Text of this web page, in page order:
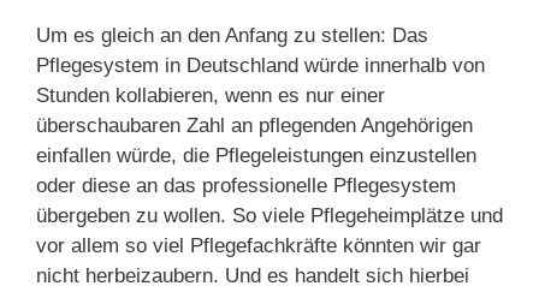
Um es gleich an den Anfang zu stellen: Das
Pflegesystem in Deutschland würde innerhalb von
Stunden kollabieren, wenn es nur einer
überschaubaren Zahl an pflegenden Angehörigen
einfallen würde, die Pflegeleistungen einzustellen
oder diese an das professionelle Pflegesystem
übergeben zu wollen. So viele Pflegeheimplätze und
vor allem so viel Pflegefachkräfte könnten wir gar
nicht herbeizaubern. Und es handelt sich hierbei